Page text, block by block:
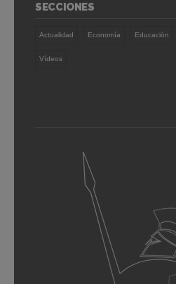
SECCIONES
Actualidad Economía Educación
Vídeos